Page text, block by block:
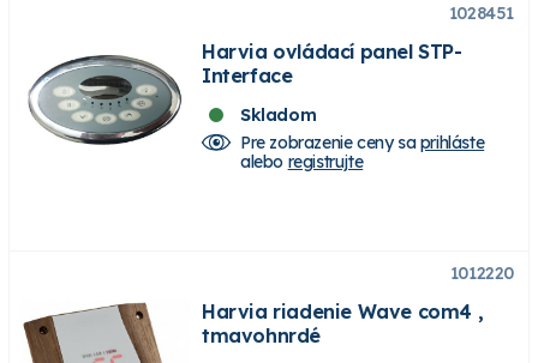
1028451
Harvia ovládací panel STP-
Interface
Skladom
Pre zobrazenie ceny saprihláste
alebo registrujte
1012220
Harvia riadenie Wave com4 ,
tmavohnrdé